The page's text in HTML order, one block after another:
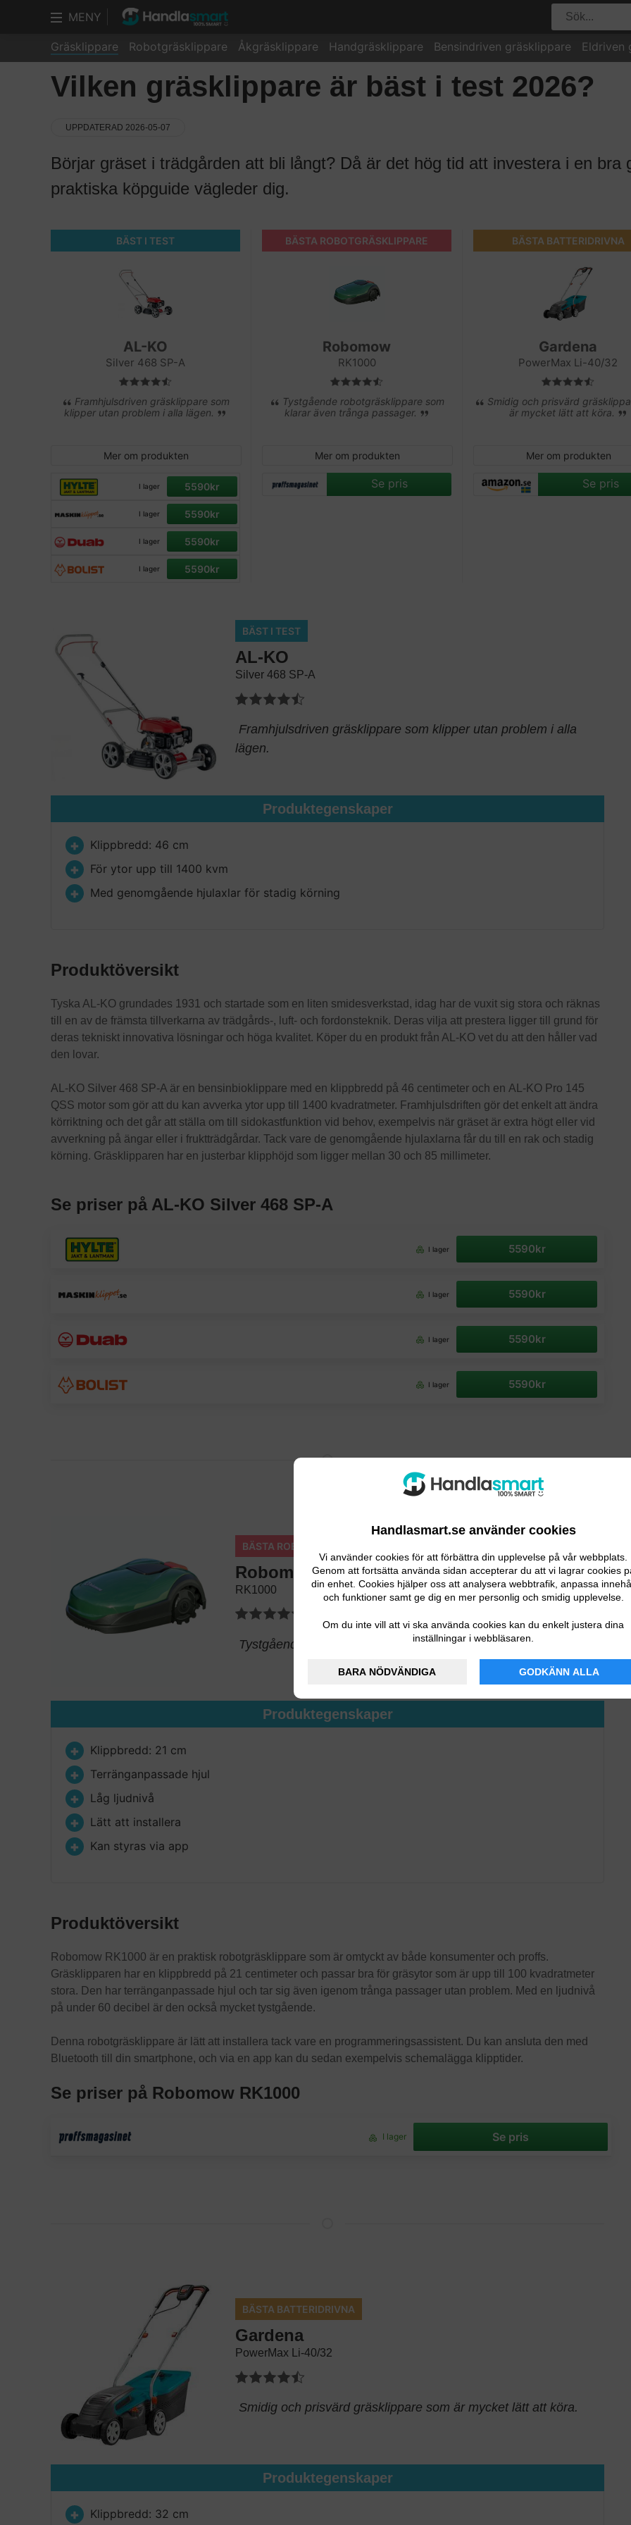
Handlasmart.se använder cookies
Vi använder cookies för att förbättra din upplevelse på vår webbplats.
Genom att fortsätta använda sidan accepterar du att vi lagrar cookies
din enhet. Cookies hjälper oss att analysera webbtrafik, anpassa
och funktioner samt ge dig en mer personlig och smidig upplevelse.
Om du inte vill att vi ska använda cookies kan du enkelt justera dina
inställningar i webbläsaren.
BARA NÖDVÄNDIGA GODKÄNN ALLA
MENY
Gräsklippare Robotgräsklippare Åkgräsklippare Handgräsklippare Bensindriven gräsklippare Eldriven
Vilken gräsklippare är bäst i test 2026?
UPPDATERAD 2026-05-07
Börjar gräset i trädgården att bli långt? Då är det hög tid att investera i en
praktiska köpguide vägleder dig.
BÄST I TEST
AL-KO
Silver 468 SP-A
Framhjulsdriven gräsklippare som
klipper utan problem i alla lägen.
Mer om produkten
I lager 5590kr
I lager 5590kr
I lager 5590kr
I lager 5590kr
BÄSTA ROBOTGRÄSKLIPPARE
Robomow
RK1000
Tystgående robotgräsklippare som
klarar även trånga passager.
Mer om produkten
Se pris
BÄSTA BATTERIDRIVNA
Gardena
PowerMax Li-40/32
Smidig och prisvärd
är mycket lätt att köra.
Mer om produkten
Se pris
BÄST I TEST
AL-KO
Silver 468 SP-A
Framhjulsdriven gräsklippare som klipper utan problem i alla
lägen.
Produktegenskaper
Klippbredd: 46 cm
För ytor upp till 1400 kvm
Med genomgående hjulaxlar för stadig körning
Produktöversikt
Tyska AL-KO grundades 1931 och startade som en liten smidesverkstad, idag har de vuxit sig stora och räknas
till en av de främsta tillverkarna av trädgårds-, luft- och fordonsteknik. Deras vilja att prestera ligger till grund för
deras tekniskt innovativa lösningar och höga kvalitet. Köper du en produkt från AL-KO vet du att den håller vad
den lovar.
AL-KO Silver 468 SP-A är en bensinbioklippare med en klippbredd på 46 centimeter och en AL-KO Pro 145
QSS motor som gör att du kan avverka ytor upp till 1400 kvadratmeter. Framhjulsdriften gör det enkelt att ändra
körriktning och det går att ställa om till sidokastfunktion vid behov, exempelvis när gräset är extra högt eller vid
avverkning på ängar eller i fruktträdgårdar. Tack vare de genomgående hjulaxlarna får du till en rak och stadig
körning. Gräsklipparen har en justerbar klipphöjd som ligger mellan 30 och 85 millimeter.
Se priser på AL-KO Silver 468 SP-A
I lager 5590kr
I lager 5590kr
I lager 5590kr
I lager 5590kr
BÄSTA ROBOTGRÄSKLIPPARE
Robomow
RK1000
Tystgående robotgräsklippare som klarar även trånga passager.
Produktegenskaper
Klippbredd: 21 cm
Terränganpassade hjul
Låg ljudnivå
Lätt att installera
Kan styras via app
Produktöversikt
Robomow RK1000 är en praktisk robotgräsklippare som är omtyckt av både konsumenter och proffs.
Gräsklipparen har en klippbredd på 21 centimeter och passar bra för gräsytor som är upp till 100 kvadratmeter
stora. Den har terränganpassade hjul och tar sig även igenom trånga passager utan problem. Med en ljudnivå
på under 60 decibel är den också mycket tystgående.
Denna robotgräsklippare är lätt att installera tack vare en programmeringsassistent. Du kan ansluta den med
Bluetooth till din smartphone, och via en app kan du sedan exempelvis schemalägga klipptider.
Se priser på Robomow RK1000
I lager Se pris
BÄSTA BATTERIDRIVNA
Gardena
PowerMax Li-40/32
Smidig och prisvärd gräsklippare som är mycket lätt att köra.
Produktegenskaper
Klippbredd: 32 cm